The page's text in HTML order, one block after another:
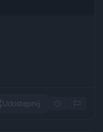
Udostępnij